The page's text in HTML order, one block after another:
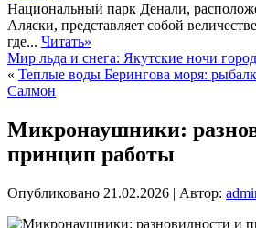
Национальный парк Денали,
Аляски, представляет собой
где... Читать»
Мир льда и снега: Якутские ночи
« Теплые воды Берингова моря:
Салмон
Микронаушники:
принцип работы
Опубликовано 21.02.2026 | Автор: